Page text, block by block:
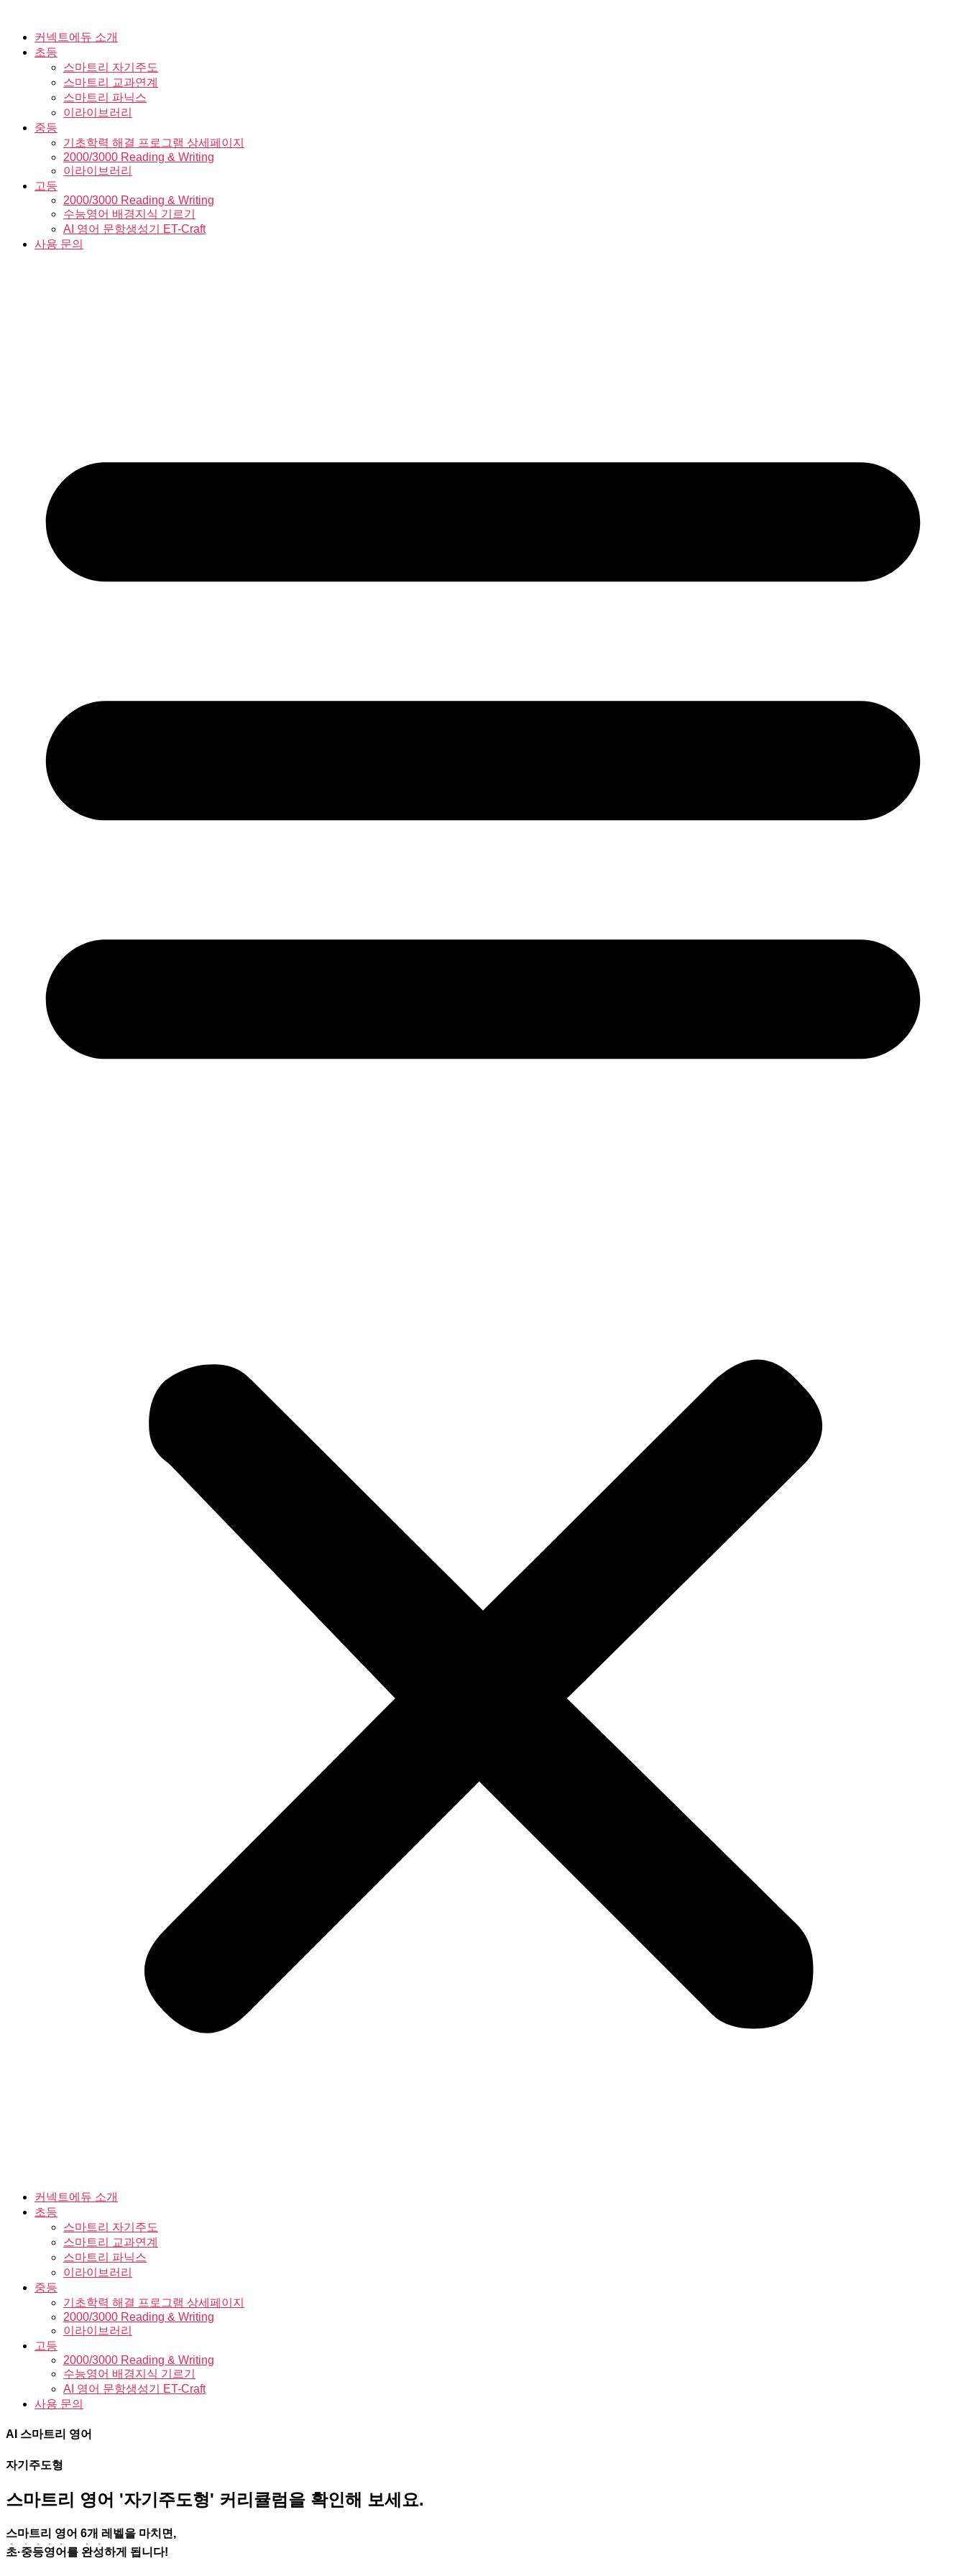
content
커넥트에듀 소개
초등
스마트리 자기주도
스마트리 교과연계
스마트리 파닉스
이라이브러리
중등
기초학력 해결 프로그램 상세페이지
2000/3000 Reading & Writing
이라이브러리
고등
2000/3000 Reading & Writing
수능영어 배경지식 기르기
AI 영어 문항생성기 ET-Craft
사용 문의
커넥트에듀 소개
초등
스마트리 자기주도
스마트리 교과연계
스마트리 파닉스
이라이브러리
중등
기초학력 해결 프로그램 상세페이지
2000/3000 Reading & Writing
이라이브러리
고등
2000/3000 Reading & Writing
수능영어 배경지식 기르기
AI 영어 문항생성기 ET-Craft
사용 문의
AI 스마트리 영어
자기주도형
스마트리 영어 '자기주도형' 커리큘럼을 확인해 보세요.
스마트리 영어 6개 레벨을 마치면,
초
.
·중등영어
. . . .
를 완성
. .
하게 됩니다!